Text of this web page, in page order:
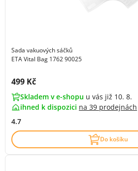
Sada vakuových sáčků
ETA Vital Bag 1762 90025
Cena s DPH:
499 Kč
Skladem v e-shopu u vás již 10. 8.
ihned k dispozici na 39 prodejnách
4.7
Do košíku